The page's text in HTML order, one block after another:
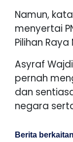
Namun,
menyertai
Pilihan
Asyraf
pernah
dan
negara
Berita berkaitan